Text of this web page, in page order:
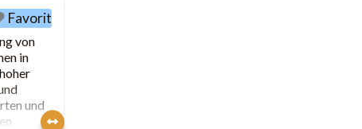
Favorit
von
in
und